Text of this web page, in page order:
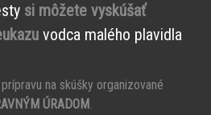
si môžete vyskúšať
vodca malého plavidla
na skúšky organizované
ÚRADOM.